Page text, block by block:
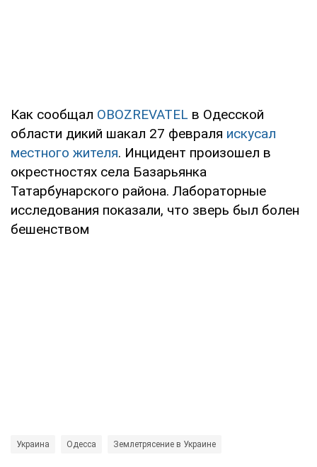
Как сообщал OBOZREVATEL в Одесской
области дикий шакал 27 февраля искусал
местного жителя. Инцидент произошел в
окрестностях села Базарьянка
Татарбунарского района. Лабораторные
исследования показали, что зверь был болен
бешенством
Украина Одесса Землетрясение в Украине